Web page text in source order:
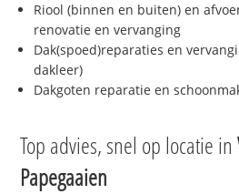
Riool (binnen en buiten) en
renovatie en vervanging
Dak(spoed)reparaties en
dakleer)
Dakgoten reparatie en
Top advies, snel op locatie in
Papegaaien